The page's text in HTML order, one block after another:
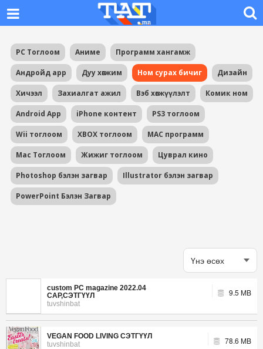
PC Тоглоом Аниме Программ хангамж
Андройд app Дуу хөгжим Ном сурах бичиг Дизайн
Хичээл Захиалгат ажил Вэб хөгжүүлэлт Комик ном
Android App iPhone контент PS3 тоглоом
Wii тоглоом XBOX тоглоом MAC программ
Mac Тоглоом Жижиг тоглоом Цуврал кино
Photoshop бэлэн загвар Illustrator бэлэн загвар
PowerPoint Бэлэн Загвар
custom PC magazine 2022.04
САР,СЭТГҮҮЛ
tuvshinbat
9.5 MB
VEGAN FOOD LIVING СЭТГҮҮЛ
tuvshinbat
78.6 MB